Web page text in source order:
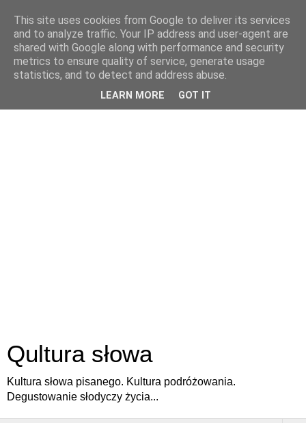
Qultura słowa
Kultura słowa pisanego. Kultura podróżowania.
Degustowanie słodyczy życia...
This site uses cookies from Google to deliver its services
and to analyze traffic. Your IP address and user-agent are
shared with Google along with performance and security
metrics to ensure quality of service, generate usage
statistics, and to detect and address abuse.
LEARN MORE GOT IT